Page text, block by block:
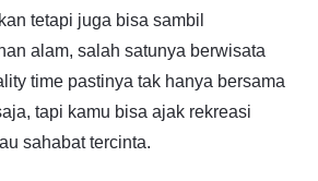
tetapi juga bisa sambil
alam, salah satunya berwisata
time pastinya tak hanya bersama
tapi kamu bisa ajak rekreasi
sahabat tercinta.